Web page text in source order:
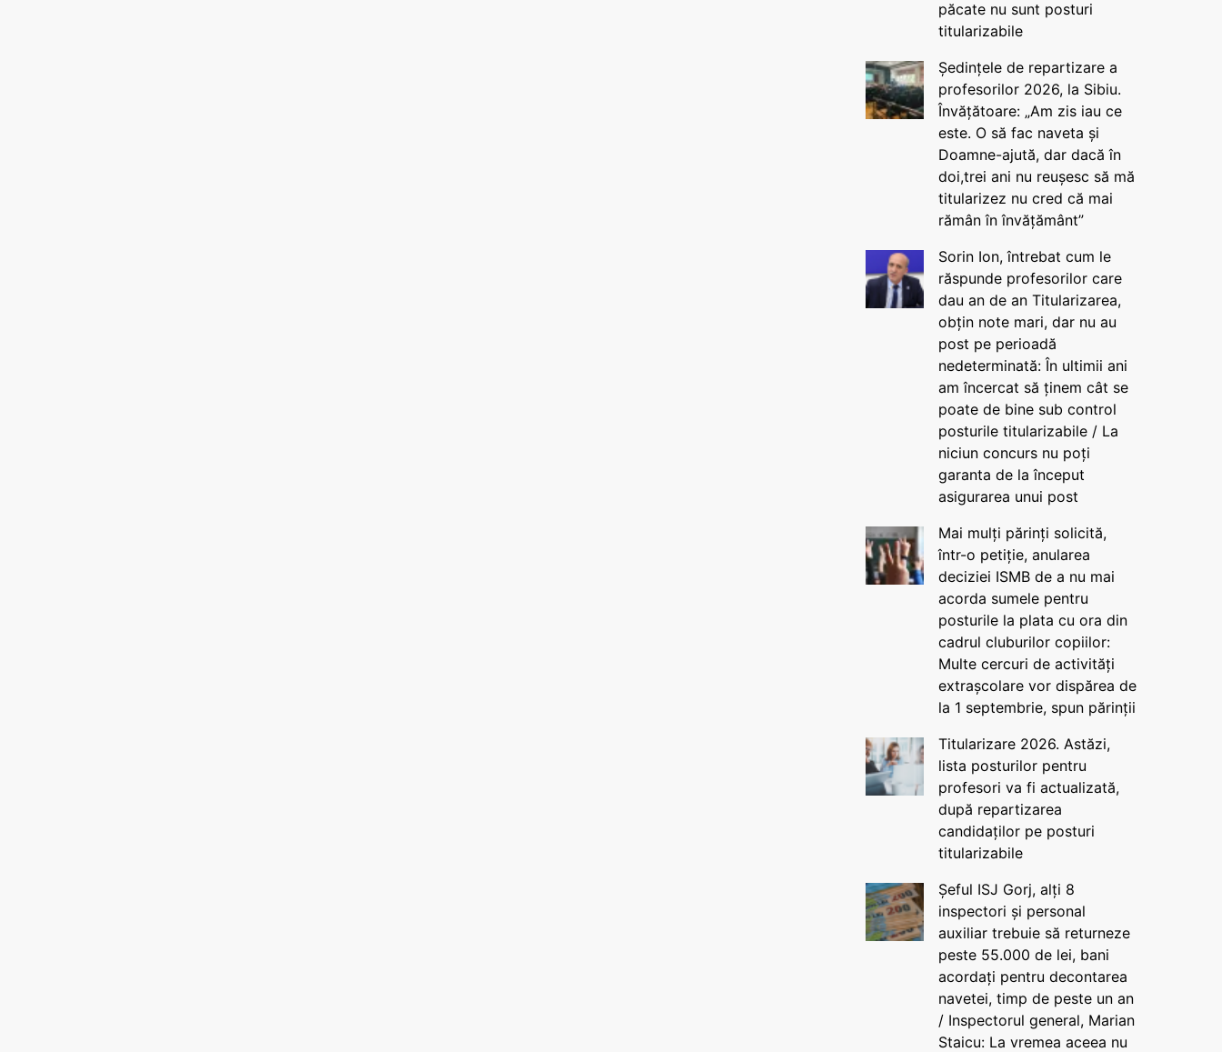
păcate nu sunt posturi
titularizabile
Ședințele de repartizare a
profesorilor 2026, la Sibiu.
Învățătoare: „Am zis iau ce
este. O să fac naveta și
Doamne-ajută, dar dacă în
doi,trei ani nu reușesc să mă
titularizez nu cred că mai
rămân în învățământ”
Sorin Ion, întrebat cum le
răspunde profesorilor care
dau an de an Titularizarea,
obțin note mari, dar nu au
post pe perioadă
nedeterminată: În ultimii ani
am încercat să ținem cât se
poate de bine sub control
posturile titularizabile / La
niciun concurs nu poți
garanta de la început
asigurarea unui post
Mai mulți părinți solicită,
într-o petiție, anularea
deciziei ISMB de a nu mai
acorda sumele pentru
posturile la plata cu ora din
cadrul cluburilor copiilor:
Multe cercuri de activități
extrașcolare vor dispărea de
la 1 septembrie, spun părinții
Titularizare 2026. Astăzi,
lista posturilor pentru
profesori va fi actualizată,
după repartizarea
candidaților pe posturi
titularizabile
Șeful ISJ Gorj, alți 8
inspectori și personal
auxiliar trebuie să returneze
peste 55.000 de lei, bani
acordați pentru decontarea
navetei, timp de peste un an
/ Inspectorul general, Marian
Staicu: La vremea aceea nu